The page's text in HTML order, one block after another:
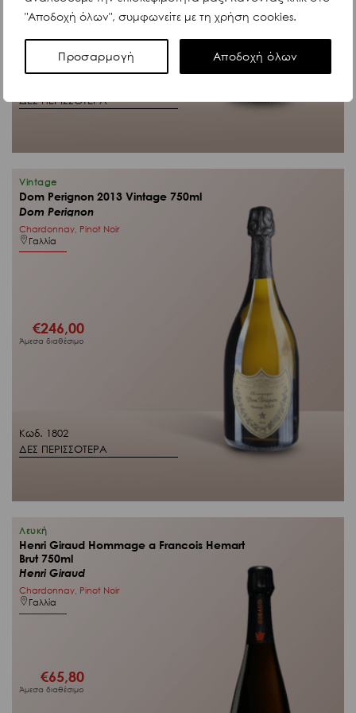
"Αποδοχή όλων", συμφωνείτε με τη χρήση cookies.
Προσαρμογή Αποδοχή όλων
ΔΕΣ ΠΕΡΙΣΣΟΤΕΡΑ
Κωδ. 1802
ΔΕΣ ΠΕΡΙΣΣΟΤΕΡΑ
Vintage
Dom Perignon 2013 Vintage 750ml
Dom Perignon
Chardonnay, Pinot Noir
Γαλλία
€246,00
Άμεσα διαθέσιμο
Λευκή
Henri Giraud Hommage a Francois Hemart
Brut 750ml
Henri Giraud
Chardonnay, Pinot Noir
Γαλλία
€65,80
Άμεσα διαθέσιμο